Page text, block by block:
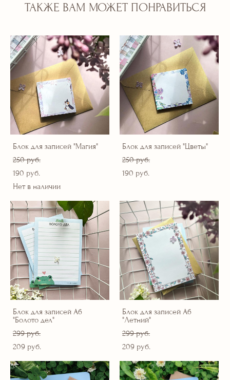
ТАКЖЕ ВАМ МОЖЕТ ПОНРАВИТЬСЯ
Блок для записей "Магия"
250 pуб.
190 pуб.
Нет в наличии
Блок для записей "Цветы"
250 pуб.
190 pуб.
Блок для записей А6
"Болото дел"
299 pуб.
209 pуб.
Блок для записей А6
"Летний"
299 pуб.
209 pуб.